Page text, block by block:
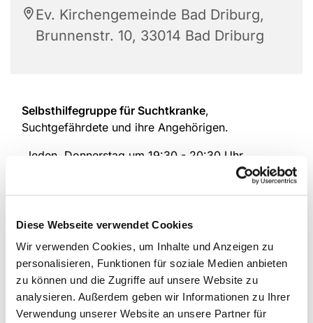
Diese Webseite verwendet Cookies
Wir verwenden Cookies, um Inhalte und Anzeigen zu
personalisieren, Funktionen für soziale Medien anbieten
zu können und die Zugriffe auf unsere Website zu
analysieren. Außerdem geben wir Informationen zu Ihrer
Verwendung unserer Website an unsere Partner für
Ev. Kirchengemeinde Bad Driburg,
Brunnenstr. 10, 33014 Bad Driburg
Selbsthilfegruppe für Suchtkranke,
Suchtgefährdete und ihre Angehörigen.
Jeden Donnerstag um 19:30 - 20:30 Uhr.
Die Gruppe wird von einer Fachkraft betreut.